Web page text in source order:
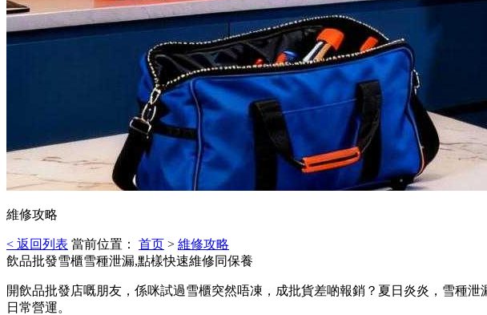
維修攻略
< 返回列表 當前位置： 首页 > 維修攻略
飲品批發雪櫃雪種泄漏,點樣快速維修同保養
開飲品批發店嘅朋友，係咪試過雪櫃突然唔凍，成批貨差啲報銷？夏日炎炎，雪種
日常營運。